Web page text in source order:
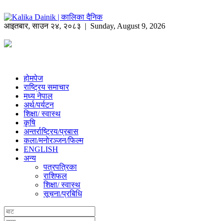
आइतबार,साउन २४, २०८३ | Sunday, August 9, 2026
होमपेज
राष्ट्रिय समाचार
मध्य नेपाल
अर्थ/पर्यटन
शिक्षा/ स्वास्थ
कृषि
अन्तर्राष्ट्रिय/प्रबास
कला/मनोरञ्जन/फिल्म
ENGLISH
अन्य
पत्रपत्रिका
राशिफल
शिक्षा/ स्वास्थ
सूचना/प्रबिधि